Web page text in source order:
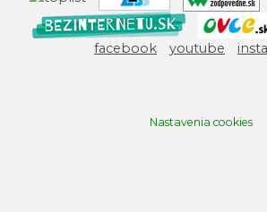
facebook youtube
Nastavenia cookies